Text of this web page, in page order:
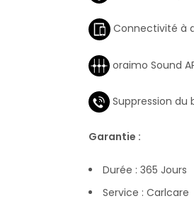
Connectivité à
oraimo Sound
Suppression du
Garantie :
Durée : 365 Jours
Service : Carlcare